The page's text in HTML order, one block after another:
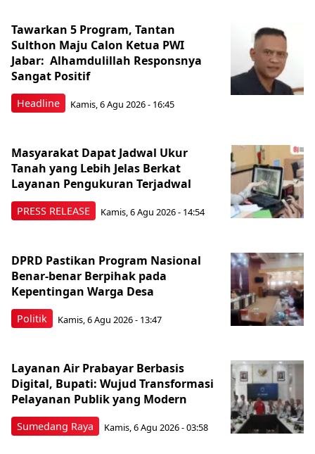
Headline
Tawarkan 5 Program, Tantan
Sulthon Maju Calon Ketua PWI
Jabar: Alhamdulillah Responsnya
Sangat Positif
Kamis, 6 Agu 2026 - 16:45
PRESS RELEASE
Masyarakat Dapat Jadwal Ukur
Tanah yang Lebih Jelas Berkat
Layanan Pengukuran Terjadwal
Kamis, 6 Agu 2026 - 14:54
Politik
DPRD Pastikan Program Nasional
Benar-benar Berpihak pada
Kepentingan Warga Desa
Kamis, 6 Agu 2026 - 13:47
Sumedang Raya
Layanan Air Prabayar Berbasis
Digital, Bupati: Wujud Transformasi
Pelayanan Publik yang Modern
Kamis, 6 Agu 2026 - 03:58